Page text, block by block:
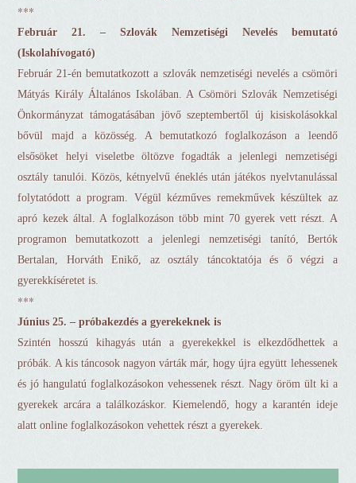
***
Február 21. – Szlovák Nemzetiségi Nevelés bemutató
(Iskolahívogató)
Február 21-én bemutatkozott a szlovák nemzetiségi nevelés a csömöri
Mátyás Király Általános Iskolában. A Csömöri Szlovák Nemzetiségi
Önkormányzat támogatásában jövő szeptembertől új kisiskolásokkal
bővül majd a közösség. A bemutatkozó foglalkozáson a leendő
elsősöket helyi viseletbe öltözve fogadták a jelenlegi nemzetiségi
osztály tanulói. Közös, kétnyelvű éneklés után játékos nyelvtanulással
folytatódott a program. Végül kézműves remekművek készültek az
apró kezek által. A foglalkozáson több mint 70 gyerek vett részt. A
programon bemutatkozott a jelenlegi nemzetiségi tanító, Bertók
Bertalan, Horváth Enikő, az osztály táncoktatója és ő végzi a
gyerekkíséretet is.
***
Június 25. – próbakezdés a gyerekeknek is
Szintén hosszú kihagyás után a gyerekekkel is elkezdődhettek a
próbák. A kis táncosok nagyon várták már, hogy újra együtt lehessenek
és jó hangulatú foglalkozásokon vehessenek részt. Nagy öröm ült ki a
gyerekek arcára a találkozáskor. Kiemelendő, hogy a karantén ideje
alatt online foglalkozásokon vehettek részt a gyerekek.